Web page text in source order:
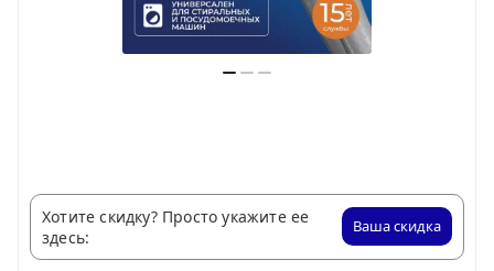
Хотите скидку? Просто укажите ее
здесь:
Ваша скидка